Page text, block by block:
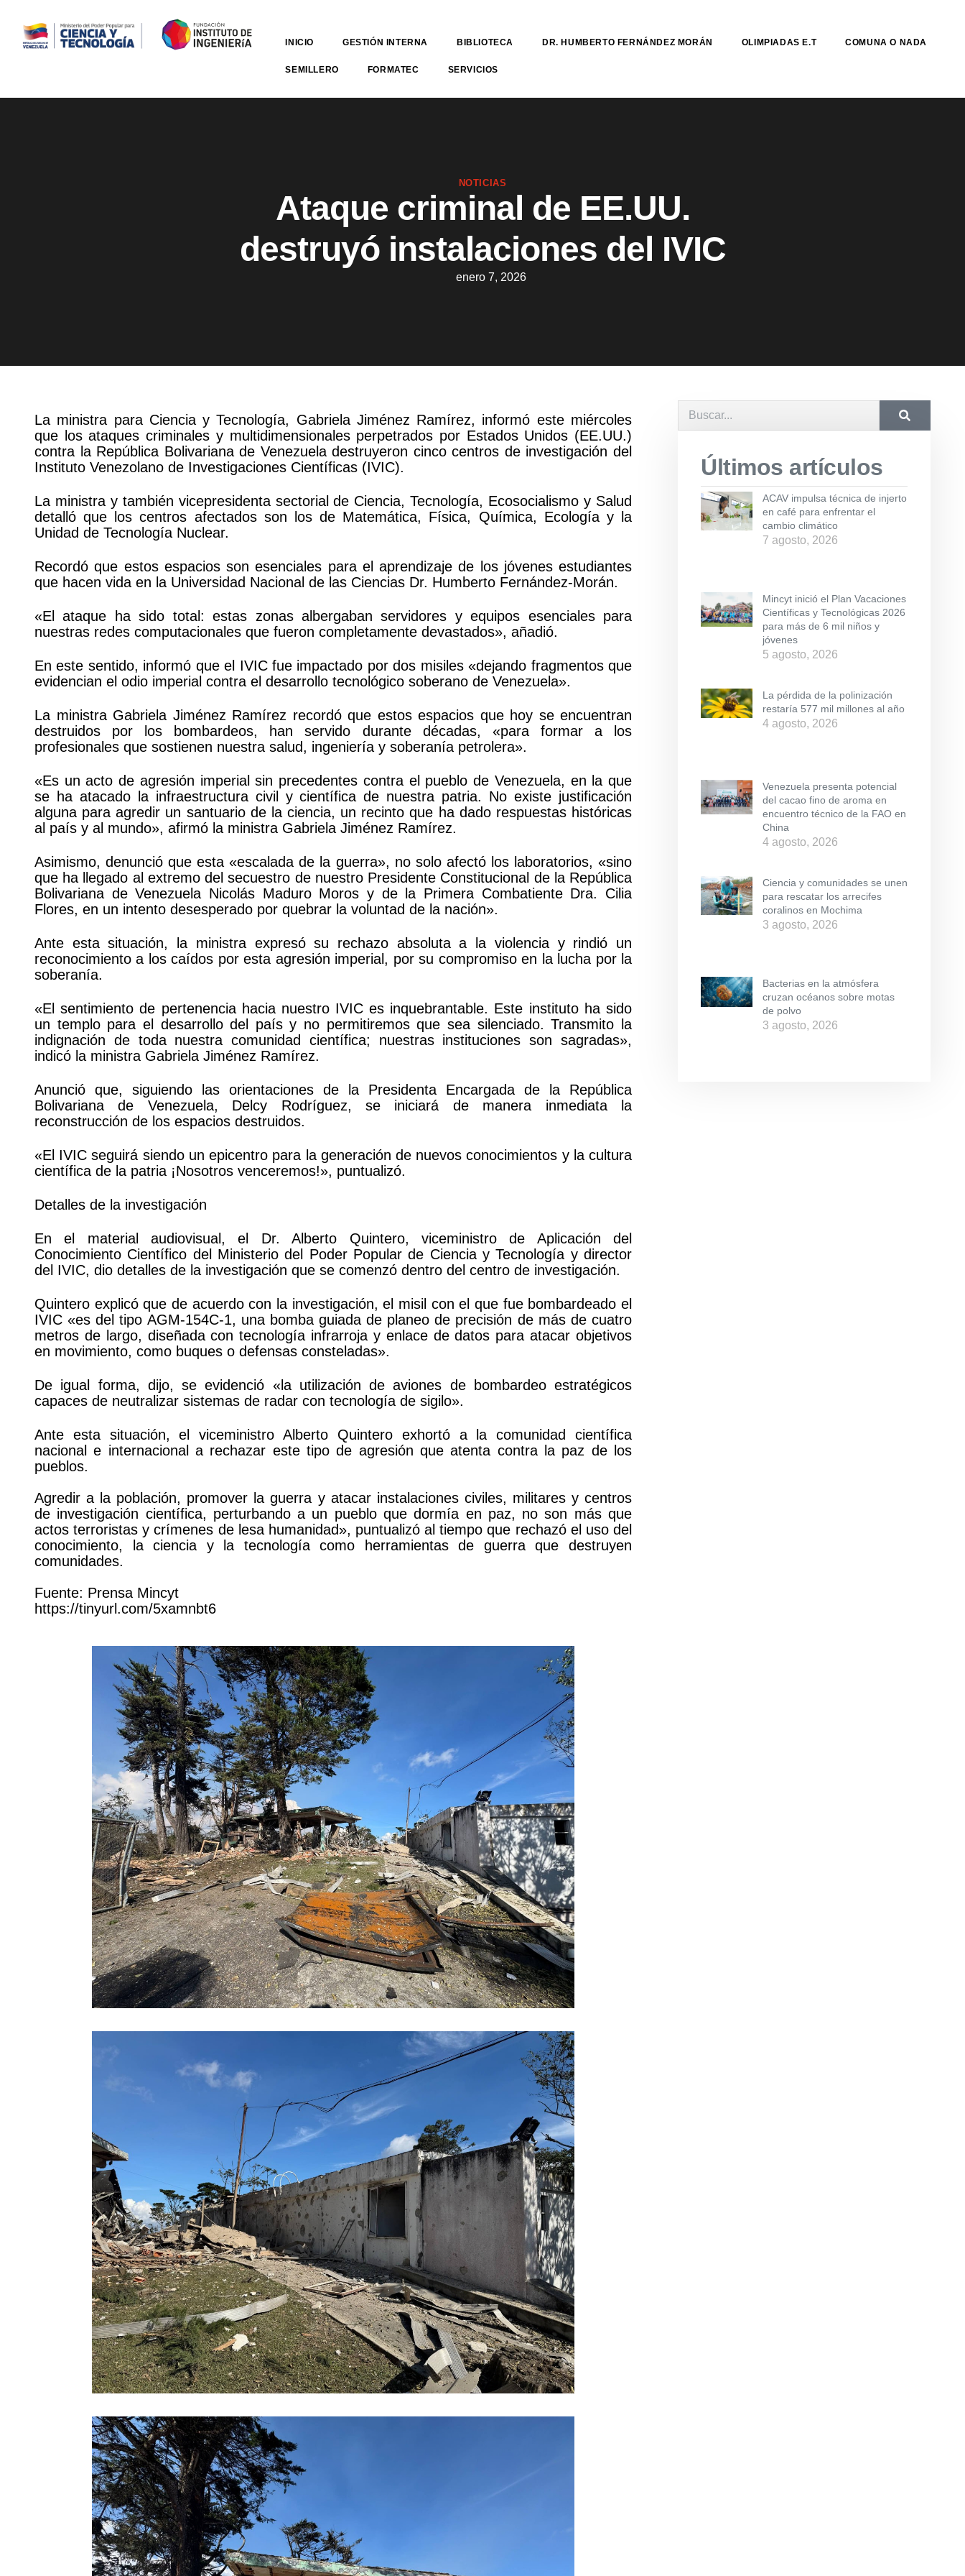
INICIO GESTIÓN INTERNA BIBLIOTECA DR. HUMBERTO FERNÁNDEZ MORÁN OLIMPIADAS E.T COMUNA O NADA
SEMILLERO FORMATEC SERVICIOS
NOTICIAS
Ataque criminal de EE.UU.
destruyó instalaciones del IVIC
enero 7, 2026
La ministra para Ciencia y Tecnología, Gabriela Jiménez Ramírez, informó este miércoles
que los ataques criminales y multidimensionales perpetrados por Estados Unidos (EE.UU.)
contra la República Bolivariana de Venezuela destruyeron cinco centros de investigación del
Instituto Venezolano de Investigaciones Científicas (IVIC).
La ministra y también vicepresidenta sectorial de Ciencia, Tecnología, Ecosocialismo y Salud
detalló que los centros afectados son los de Matemática, Física, Química, Ecología y la
Unidad de Tecnología Nuclear.
Recordó que estos espacios son esenciales para el aprendizaje de los jóvenes estudiantes
que hacen vida en la Universidad Nacional de las Ciencias Dr. Humberto Fernández-Morán.
«El ataque ha sido total: estas zonas albergaban servidores y equipos esenciales para
nuestras redes computacionales que fueron completamente devastados», añadió.
En este sentido, informó que el IVIC fue impactado por dos misiles «dejando fragmentos que
evidencian el odio imperial contra el desarrollo tecnológico soberano de Venezuela».
La ministra Gabriela Jiménez Ramírez recordó que estos espacios que hoy se encuentran
destruidos por los bombardeos, han servido durante décadas, «para formar a los
profesionales que sostienen nuestra salud, ingeniería y soberanía petrolera».
«Es un acto de agresión imperial sin precedentes contra el pueblo de Venezuela, en la que
se ha atacado la infraestructura civil y científica de nuestra patria. No existe justificación
alguna para agredir un santuario de la ciencia, un recinto que ha dado respuestas históricas
al país y al mundo», afirmó la ministra Gabriela Jiménez Ramírez.
Asimismo, denunció que esta «escalada de la guerra», no solo afectó los laboratorios, «sino
que ha llegado al extremo del secuestro de nuestro Presidente Constitucional de la República
Bolivariana de Venezuela Nicolás Maduro Moros y de la Primera Combatiente Dra. Cilia
Flores, en un intento desesperado por quebrar la voluntad de la nación».
Ante esta situación, la ministra expresó su rechazo absoluta a la violencia y rindió un
reconocimiento a los caídos por esta agresión imperial, por su compromiso en la lucha por la
soberanía.
«El sentimiento de pertenencia hacia nuestro IVIC es inquebrantable. Este instituto ha sido
un templo para el desarrollo del país y no permitiremos que sea silenciado. Transmito la
indignación de toda nuestra comunidad científica; nuestras instituciones son sagradas»,
indicó la ministra Gabriela Jiménez Ramírez.
Anunció que, siguiendo las orientaciones de la Presidenta Encargada de la República
Bolivariana de Venezuela, Delcy Rodríguez, se iniciará de manera inmediata la
reconstrucción de los espacios destruidos.
«El IVIC seguirá siendo un epicentro para la generación de nuevos conocimientos y la cultura
científica de la patria ¡Nosotros venceremos!», puntualizó.
Detalles de la investigación
En el material audiovisual, el Dr. Alberto Quintero, viceministro de Aplicación del
Conocimiento Científico del Ministerio del Poder Popular de Ciencia y Tecnología y director
del IVIC, dio detalles de la investigación que se comenzó dentro del centro de investigación.
Quintero explicó que de acuerdo con la investigación, el misil con el que fue bombardeado el
IVIC «es del tipo AGM-154C-1, una bomba guiada de planeo de precisión de más de cuatro
metros de largo, diseñada con tecnología infrarroja y enlace de datos para atacar objetivos
en movimiento, como buques o defensas consteladas».
De igual forma, dijo, se evidenció «la utilización de aviones de bombardeo estratégicos
capaces de neutralizar sistemas de radar con tecnología de sigilo».
Ante esta situación, el viceministro Alberto Quintero exhortó a la comunidad científica
nacional e internacional a rechazar este tipo de agresión que atenta contra la paz de los
pueblos.
Agredir a la población, promover la guerra y atacar instalaciones civiles, militares y centros
de investigación científica, perturbando a un pueblo que dormía en paz, no son más que
actos terroristas y crímenes de lesa humanidad», puntualizó al tiempo que rechazó el uso del
conocimiento, la ciencia y la tecnología como herramientas de guerra que destruyen
comunidades.
Fuente: Prensa Mincyt
https://tinyurl.com/5xamnbt6
Últimos artículos
ACAV impulsa técnica de injerto
en café para enfrentar el
cambio climático
7 agosto, 2026
Mincyt inició el Plan Vacaciones
Científicas y Tecnológicas 2026
para más de 6 mil niños y
jóvenes
5 agosto, 2026
La pérdida de la polinización
restaría 577 mil millones al año
4 agosto, 2026
Venezuela presenta potencial
del cacao fino de aroma en
encuentro técnico de la FAO en
China
4 agosto, 2026
Ciencia y comunidades se unen
para rescatar los arrecifes
coralinos en Mochima
3 agosto, 2026
Bacterias en la atmósfera
cruzan océanos sobre motas
de polvo
3 agosto, 2026